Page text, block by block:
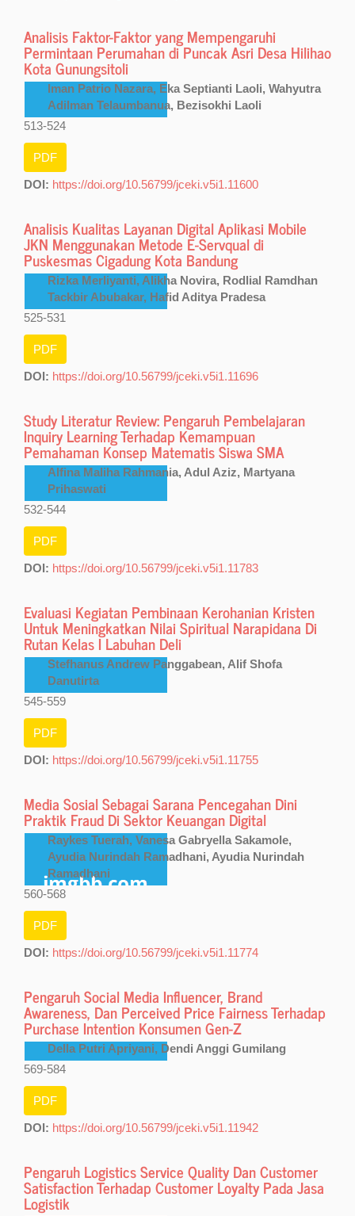
Analisis Faktor-Faktor yang Mempengaruhi
Permintaan Perumahan di Puncak Asri Desa Hilihao
Kota Gunungsitoli
Iman Patrio Nazara, Eka Septianti Laoli, Wahyutra
Adilman Telaumbanua, Bezisokhi Laoli
513-524
PDF
DOI: https://doi.org/10.56799/jceki.v5i1.11600
Analisis Kualitas Layanan Digital Aplikasi Mobile
JKN Menggunakan Metode E-Servqual di
Puskesmas Cigadung Kota Bandung
Rizka Merliyanti, Alikha Novira, Rodlial Ramdhan
Tackbir Abubakar, Hafid Aditya Pradesa
525-531
PDF
DOI: https://doi.org/10.56799/jceki.v5i1.11696
Study Literatur Review: Pengaruh Pembelajaran
Inquiry Learning Terhadap Kemampuan
Pemahaman Konsep Matematis Siswa SMA
Alfina Maliha Rahmania, Adul Aziz, Martyana
Prihaswati
532-544
PDF
DOI: https://doi.org/10.56799/jceki.v5i1.11783
Evaluasi Kegiatan Pembinaan Kerohanian Kristen
Untuk Meningkatkan Nilai Spiritual Narapidana Di
Rutan Kelas I Labuhan Deli
Stefhanus Andrew Panggabean, Alif Shofa
Danutirta
545-559
PDF
DOI: https://doi.org/10.56799/jceki.v5i1.11755
Media Sosial Sebagai Sarana Pencegahan Dini
Praktik Fraud Di Sektor Keuangan Digital
Raykes Tuerah, Vanesa Gabryella Sakamole,
Ayudia Nurindah Ramadhani, Ayudia Nurindah
Ramadhani
560-568
PDF
DOI: https://doi.org/10.56799/jceki.v5i1.11774
Pengaruh Social Media Influencer, Brand
Awareness, Dan Perceived Price Fairness Terhadap
Purchase Intention Konsumen Gen-Z
Della Putri Apriyani, Dendi Anggi Gumilang
569-584
PDF
DOI: https://doi.org/10.56799/jceki.v5i1.11942
Pengaruh Logistics Service Quality Dan Customer
Satisfaction Terhadap Customer Loyalty Pada Jasa
Logistik